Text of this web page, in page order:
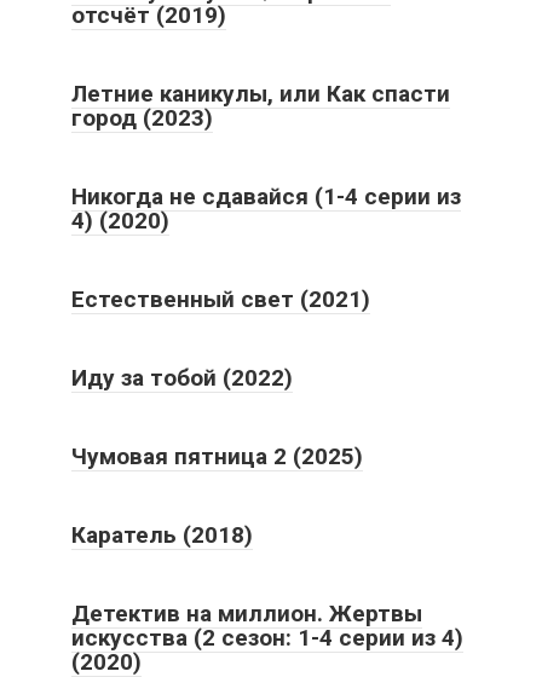
отсчёт (2019)
Летние каникулы, или Как спасти
город (2023)
Никогда не сдавайся (1-4 серии из
4) (2020)
Естественный свет (2021)
Иду за тобой (2022)
Чумовая пятница 2 (2025)
Каратель (2018)
Детектив на миллион. Жертвы
искусства (2 сезон: 1-4 серии из 4)
(2020)